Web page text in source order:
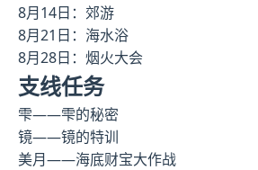
8月14日：郊游
8月21日：海水浴
8月28日：烟火大会
支线任务
雫——雫的秘密
镜——镜的特训
美月——海底财宝大作战